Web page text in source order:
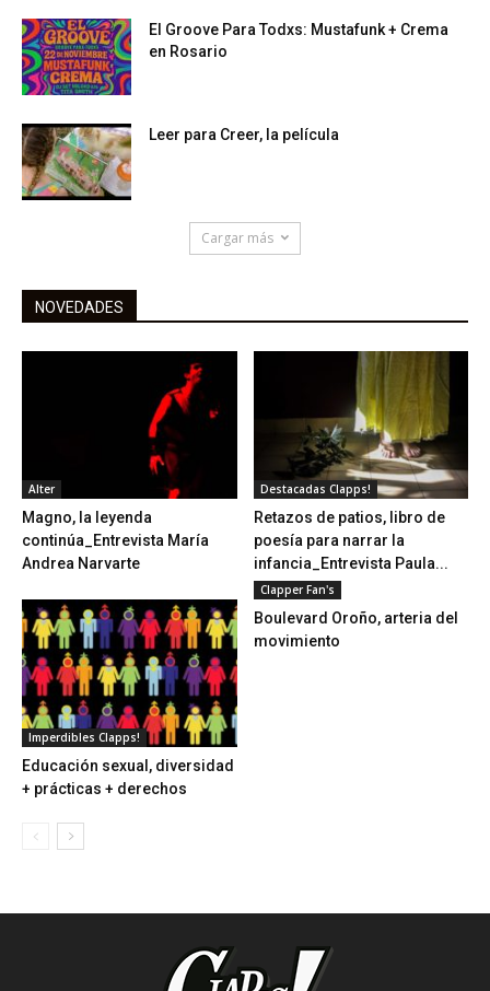
El Groove Para Todxs: Mustafunk + Crema
en Rosario
Leer para Creer, la película
Cargar más
NOVEDADES
Alter
Magno, la leyenda
continúa_Entrevista María
Andrea Narvarte
Destacadas Clapps!
Retazos de patios, libro de
poesía para narrar la
infancia_Entrevista Paula...
Imperdibles Clapps!
Educación sexual, diversidad
+ prácticas + derechos
Clapper Fan's
Boulevard Oroño, arteria del
movimiento